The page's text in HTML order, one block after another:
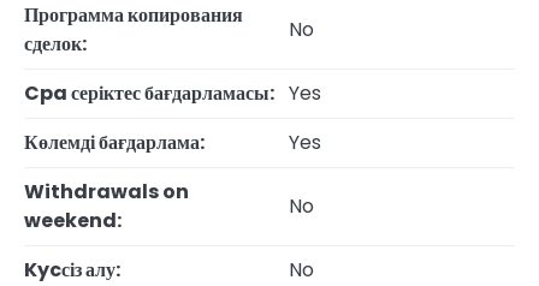
Программа копирования
сделок:
No
Cpa серіктес бағдарламасы: Yes
Көлемді бағдарлама:
Yes
Withdrawals on
weekend:
No
Kycсіз алу:
No